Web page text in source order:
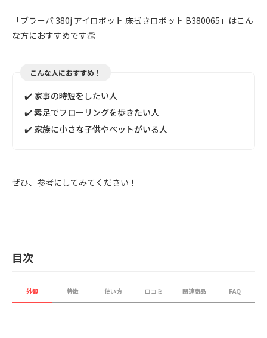
「ブラーバ 380j アイロボット 床拭きロボット B380065」はこん
な方におすすめです👏
こんな人におすすめ！
✔️ 家事の時短をしたい人
✔️ 素足でフローリングを歩きたい人
✔️ 家族に小さな子供やペットがいる人
ぜひ、参考にしてみてください！
目次
外観 特徴 使い方 口コミ 関連商品 FAQ